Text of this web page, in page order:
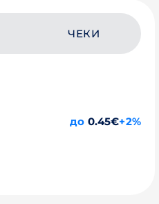
ЧЕКИ
до 0.45€+2%